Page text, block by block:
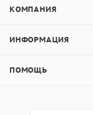
КОМПАНИЯ
ИНФОРМАЦИЯ
ПОМОЩЬ